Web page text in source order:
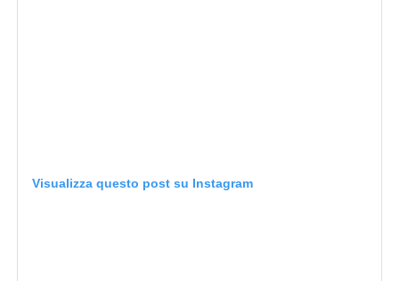
Visualizza questo post su Instagram